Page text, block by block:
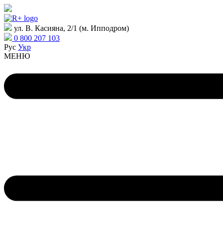
ул. В. Касияна, 2/1 (м. Ипподром)
0 800 207 103
Рус Укр
МЕНЮ